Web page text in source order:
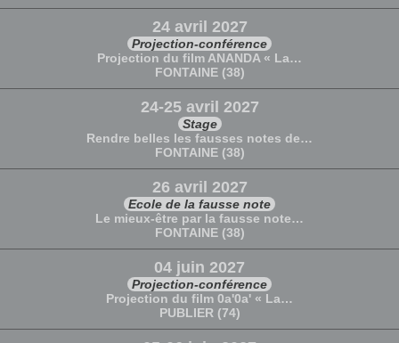
24 avril 2027
Projection-conférence
Projection du film ANANDA « La…
FONTAINE (38)
24-25 avril 2027
Stage
Rendre belles les fausses notes de…
FONTAINE (38)
26 avril 2027
Ecole de la fausse note
Le mieux-être par la fausse note…
FONTAINE (38)
04 juin 2027
Projection-conférence
Projection du film 0a'0a' « La…
PUBLIER (74)